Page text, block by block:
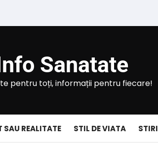
Sanatate
pentru toți, informații pentru fiecare!
SAU REALITATE STIL DE VIATA STIRI